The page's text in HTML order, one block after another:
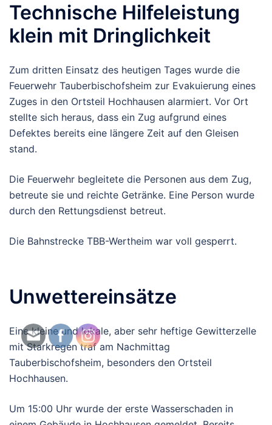
Technische Hilfeleistung
klein mit Dringlichkeit
Zum dritten Einsatz des heutigen Tages wurde die
Feuerwehr Tauberbischofsheim zur Evakuierung eines
Zuges in den Ortsteil Hochhausen alarmiert. Vor Ort
stellte sich heraus, dass ein Zug aufgrund eines
Defektes bereits eine längere Zeit auf den Gleisen
stand.
Die Feuerwehr begleitete die Personen aus dem Zug,
betreute sie und reichte Getränke. Eine Person wurde
durch den Rettungsdienst betreut.
Die Bahnstrecke TBB-Wertheim war voll gesperrt.
Unwettereinsätze
Eine kleine und lokale, aber sehr heftige Gewitterzelle
mit Starkregen traf am Nachmittag
Tauberbischofsheim, besonders den Ortsteil
Hochhausen.
Um 15:00 Uhr wurde der erste Wasserschaden in